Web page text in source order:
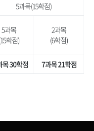
5과목(15학점)
5과목
학점)
2과목
(6학점)
목 30학점 7과목 21학점